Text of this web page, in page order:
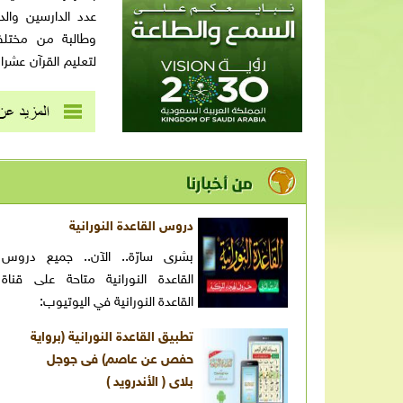
وطالبة من
لتعليم القرآن
متقدمة في عدد
الكريم، ونظراً
الداخل وعدد من
في طلب العون
الخير لأبنائنادروس القاعدة النورانية
بشرى سارّة.. الآن.. جميع دروس
القاعدة النورانية متاحة على قناة
القاعدة النورانية في اليوتيوب:
تطبيق القاعدة النورانية (برواية
حفص عن عاصم) فى جوجل
بلاى ( الأندرويد )